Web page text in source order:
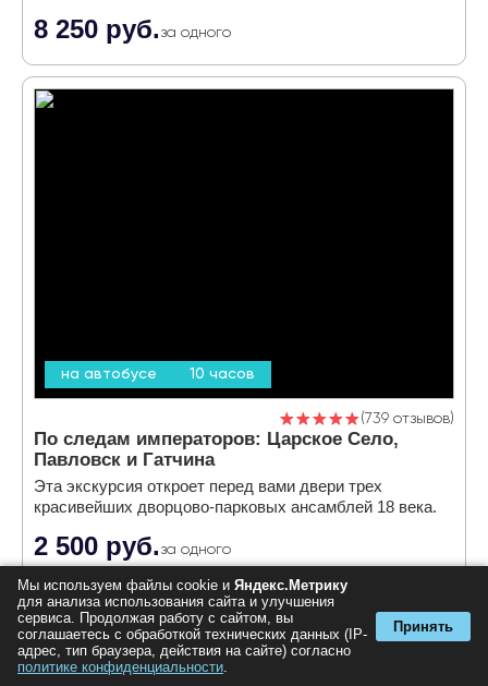
8 250 руб. за одного
на автобусе 10 часов
739 отзывов
По следам императоров: Царское Село,
Павловск и Гатчина
Эта экскурсия откроет перед вами двери трех
красивейших дворцово-парковых ансамблей 18 века.
2 500 руб. за одного
Мы используем файлы cookie и Яндекс.Метрику
для анализа использования сайта и улучшения
сервиса. Продолжая работу с сайтом, вы
соглашаетесь с обработкой технических данных (IP-
адрес, тип браузера, действия на сайте) согласно
политике конфиденциальности.
Принять